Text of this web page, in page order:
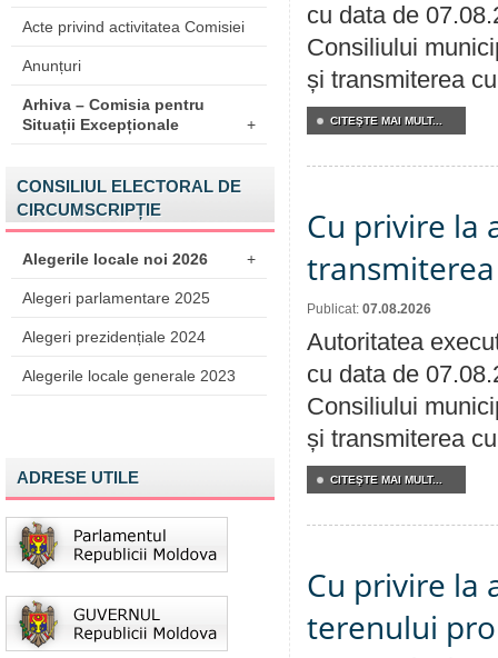
Acte privind activitatea Comisiei
Anunțuri
Arhiva – Comisia pentru
Situații Excepționale
+
CONSILIUL ELECTORAL DE
CIRCUMSCRIPȚIE
Alegerile locale noi 2026 +
Alegeri parlamentare 2025
Alegeri prezidențiale 2024
Alegerile locale generale 2023
ADRESE UTILE
cu data de
Consiliului
și transmiterea
CITEŞTE MAI MULT...
Cu privire la
Publicat: 07.08.2026
Autoritatea
cu data de
Consiliului
și transmiterea
CITEŞTE MAI MULT...
Cu privire la
terenului